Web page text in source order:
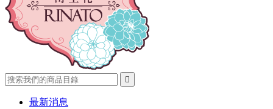

最新消息